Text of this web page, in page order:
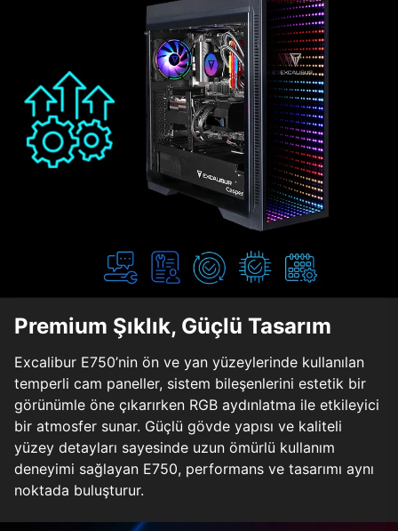
Premium Şıklık, Güçlü Tasarım
Excalibur E750’nin ön ve yan yüzeylerinde kullanılan
temperli cam paneller, sistem bileşenlerini estetik bir
görünümle öne çıkarırken RGB aydınlatma ile etkileyici
bir atmosfer sunar. Güçlü gövde yapısı ve kaliteli
yüzey detayları sayesinde uzun ömürlü kullanım
deneyimi sağlayan E750, performans ve tasarımı aynı
noktada buluşturur.